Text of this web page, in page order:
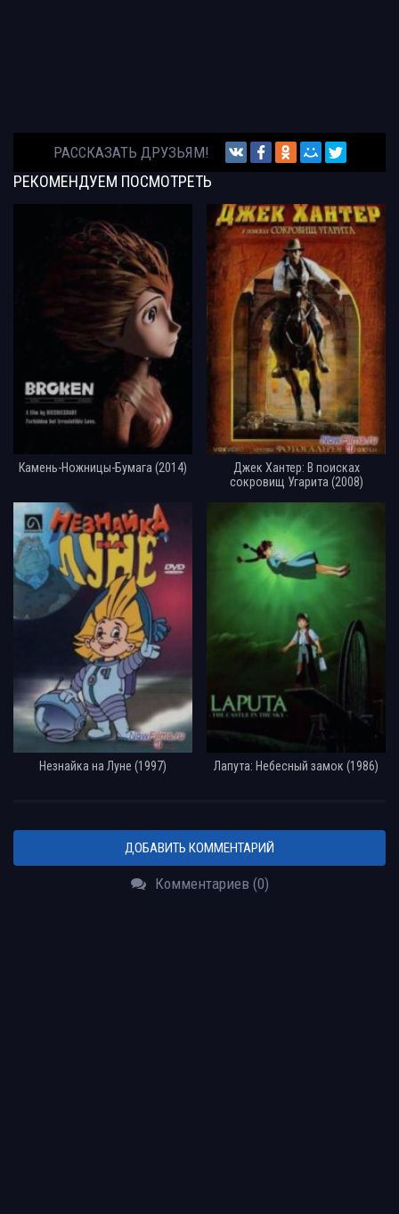
РАССКАЗАТЬ ДРУЗЬЯМ!
РЕКОМЕНДУЕМ ПОСМОТРЕТЬ
Камень-Ножницы-Бумага (2014)
Джек Хантер: В поисках
сокровищ Угарита (2008)
Незнайка на Луне (1997) Лапута: Небесный замок (1986)
ДОБАВИТЬ КОММЕНТАРИЙ
Комментариев (0)